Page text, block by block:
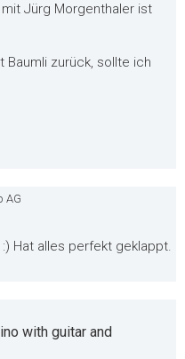
Jürg Morgenthaler ist
Baumli zurück, sollte ich
AG
Hat alles perfekt geklappt.
with guitar and